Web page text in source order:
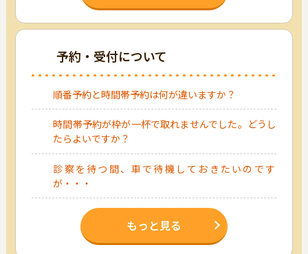
予約・受付について
順番予約と時間帯予約は何が違いますか？
時間帯予約が枠が一杯で取れませんでした。どうし
たらよいですか？
診察を待つ間、車で待機しておきたいのです
が・・・
もっと見る